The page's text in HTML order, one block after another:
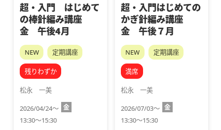
超・入門 はじめて
の棒針編み講座
金 午後4月
NEW 定期講座
残りわずか
松永　一美
2026/04/24～ 金
13:30～15:30
超・入門はじめての
かぎ針編み講座
金 午後７月
NEW 定期講座
満席
松永　一美
2026/07/03～ 金
13:30～15:30